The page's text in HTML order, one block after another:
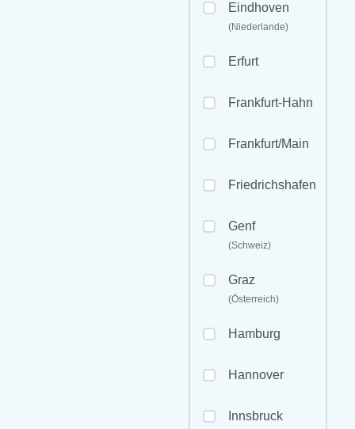
Eindhoven
(Niederlande)
Erfurt
Frankfurt-Hahn
Frankfurt/Main
Friedrichshafen
Genf
(Schweiz)
Graz
(Österreich)
Hamburg
Hannover
Innsbruck